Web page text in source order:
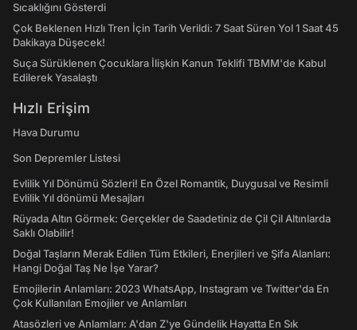
Sıcaklığını Gösterdi
Çok Beklenen Hızlı Tren İçin Tarih Verildi: 7 Saat Süren Yol 1 Saat 45
Dakikaya Düşecek!
Suça Sürüklenen Çocuklara İlişkin Kanun Teklifi TBMM'de Kabul
Edilerek Yasalaştı
Hızlı Erişim
Hava Durumu
Son Depremler Listesi
Evlilik Yıl Dönümü Sözleri! En Özel Romantik, Duygusal ve Resimli
Evlilik Yıl dönümü Mesajları
Rüyada Altın Görmek: Gerçekler de Saadetiniz de Çil Çil Altınlarda
Saklı Olabilir!
Doğal Taşların Merak Edilen Tüm Etkileri, Enerjileri ve Şifa Alanları:
Hangi Doğal Taş Ne İşe Yarar?
Emojilerin Anlamları: 2023 WhatsApp, Instagram ve Twitter'da En
Çok Kullanılan Emojiler ve Anlamları
Atasözleri ve Anlamları: A'dan Z'ye Gündelik Hayatta En Sık